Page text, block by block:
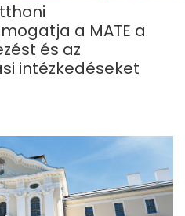
a MATE a
és az
intézkedéseket